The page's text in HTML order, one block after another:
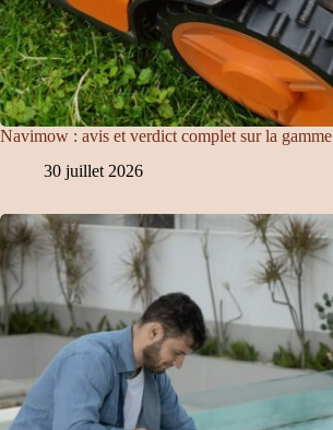
Navimow : avis et verdict complet sur la gamme
30 juillet 2026